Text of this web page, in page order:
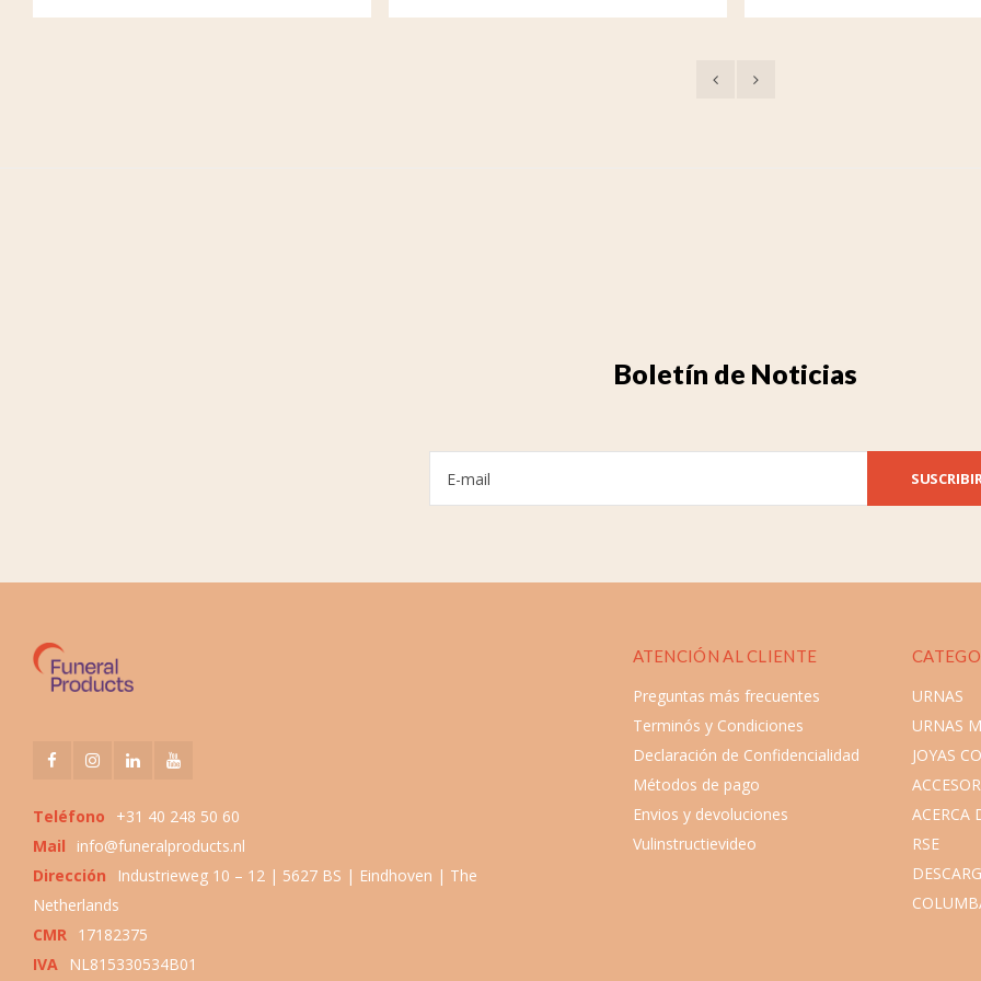
Boletín de Noticias
Teléfono
+31 40 248 50 60
Mail
info@funeralproducts.nl
Dirección
Industrieweg 10 – 12 | 5627 BS | Eindhoven | The
Netherlands
CMR 17182375
IVA
NL815330534B01
ATENCIÓN AL CLIENTE
Preguntas más frecuentes
Terminós y Condiciones
Declaración de Confidencialidad
Métodos de pago
Envios y devoluciones
Vulinstructievideo
URNAS
URNAS
JOYAS
ACERCA
RSE